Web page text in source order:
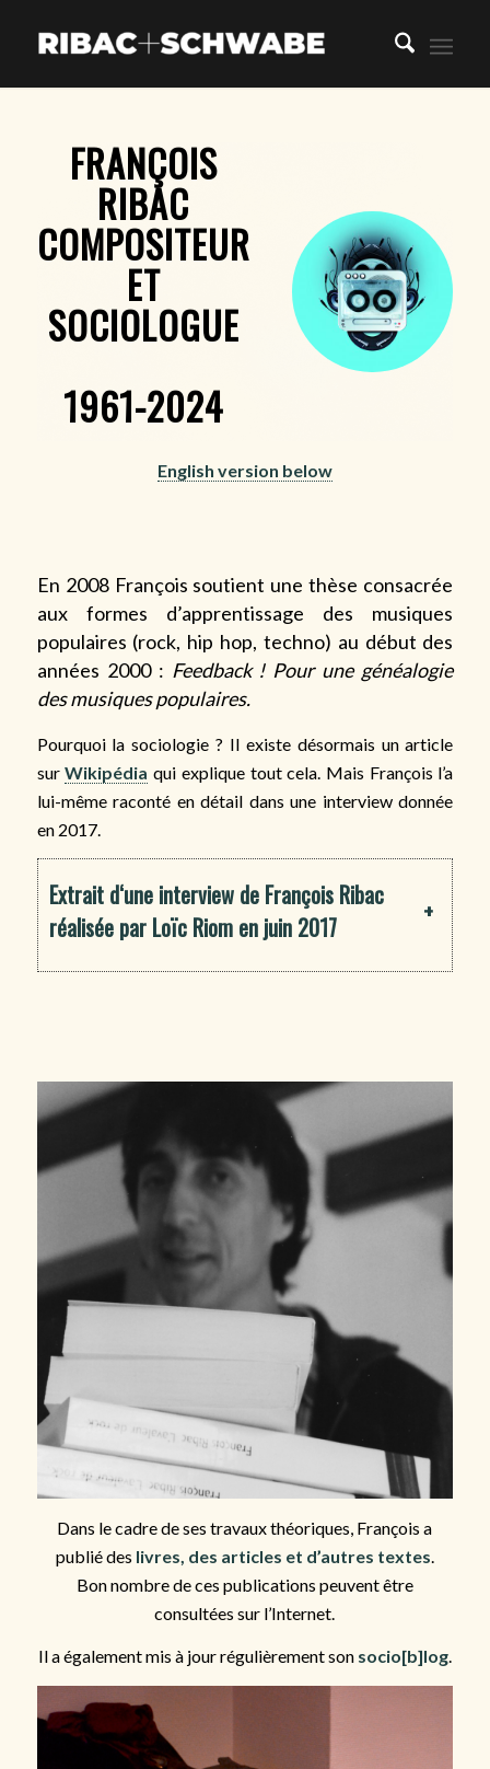
FRANÇOIS
RIBAC
COMPOSITEUR
ET
SOCIOLOGUE
1961-2024
English version below
En 2008 François soutient une thèse consacrée
aux formes d’apprentissage des musiques
populaires (rock, hip hop, techno) au début des
années 2000 : Feedback ! Pour une généalogie
des musiques populaires.
Pourquoi la sociologie ? Il existe désormais un article
surWikipédia qui explique tout cela. Mais François l’a
lui-même raconté en détail dans une interview donnée
en 2017.
Extrait d‘une interview de François Ribac
réalisée par Loïc Riom en juin 2017
+
Dans le cadre de ses travaux théoriques, François a
publié des livres, des articles et d’autres textes.
Bon nombre de ces publications peuvent être
consultées sur l’Internet.
Il a également mis à jour régulièrement son socio[b]log.